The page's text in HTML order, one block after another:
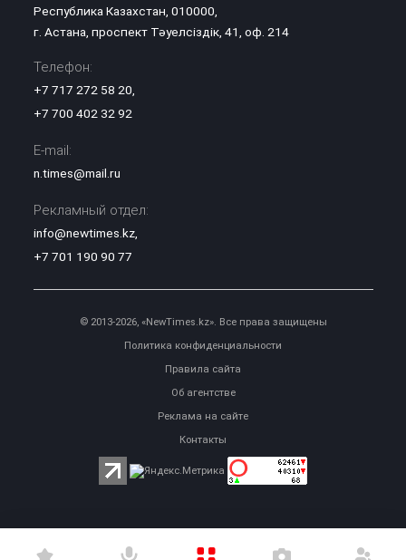
Республика Казахстан, 010000,
г. Астана, проспект Тәуелсіздік, 41, оф. 214
Телефон:
+7 717 272 58 20
+7 700 402 32 92
E-mail:
n.times@mail.ru
Рекламный отдел:
info@newtimes.kz,
+7 701 190 90 77
© 2013-2026, «NewTimes.kz». Все права защищены
Политика конфиденциальности
Правила сайта
Об агентстве
Реклама на сайте
Контакты